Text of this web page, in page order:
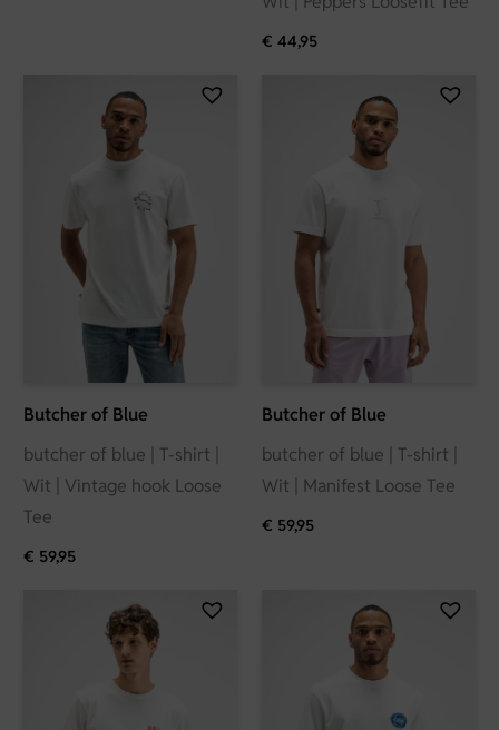
€ 44,95
Butcher of Blue
butcher of blue | T-shirt |
Wit | Vintage hook Loose
Tee
€ 59,95
Butcher of Blue
butcher of blue | T-shirt |
Wit | Manifest Loose Tee
€ 59,95